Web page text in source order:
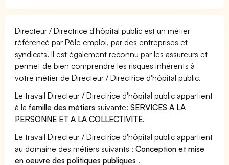
Directeur / Directrice d'hôpital public est un métier
référencé par Pôle emploi, par des entreprises et
syndicats. Il est également reconnu par les assureurs et
permet de bien comprendre les risques inhérents à
votre métier de Directeur / Directrice d'hôpital public.
Le travail Directeur / Directrice d'hôpital public appartient
à la famille des métiers suivante:SERVICES A LA
PERSONNE ET A LA COLLECTIVITE.
Le travail Directeur / Directrice d'hôpital public appartient
au domaine des métiers suivants :Conception et mise
en oeuvre des politiques publiques .